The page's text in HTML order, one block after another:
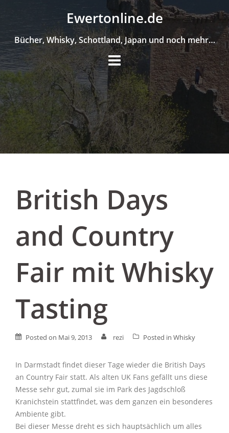
to
Ewertonline.de
Bücher, Whisky, Schottland, Japan und noch mehr…
British Days
and Country
Fair mit Whisky
Tasting
Posted on Mai 9, 2013 rezi Posted in Whisky
In Darmstadt findet dieser Tage wieder die British Days
an Country Fair statt. Als alten UK Fans gefällt uns diese
Messe sehr gut, zumal sie im Park des Jagdschloß
Kranichstein stattfindet, was dem ganzen ein besonderes
Ambiente gibt.
Bei dieser Messe dreht es sich hauptsächlich um alles